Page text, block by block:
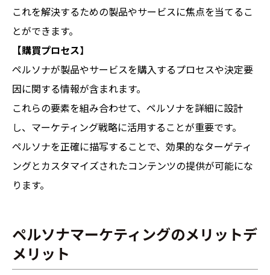
これを解決するための製品やサービスに焦点を当てるこ
とができます。
【購買プロセス】
ペルソナが製品やサービスを購入するプロセスや決定要
因に関する情報が含まれます。
これらの要素を組み合わせて、ペルソナを詳細に設計
し、マーケティング戦略に活用することが重要です。
ペルソナを正確に描写することで、効果的なターゲティ
ングとカスタマイズされたコンテンツの提供が可能にな
ります。
ペルソナマーケティングのメリットデ
メリット